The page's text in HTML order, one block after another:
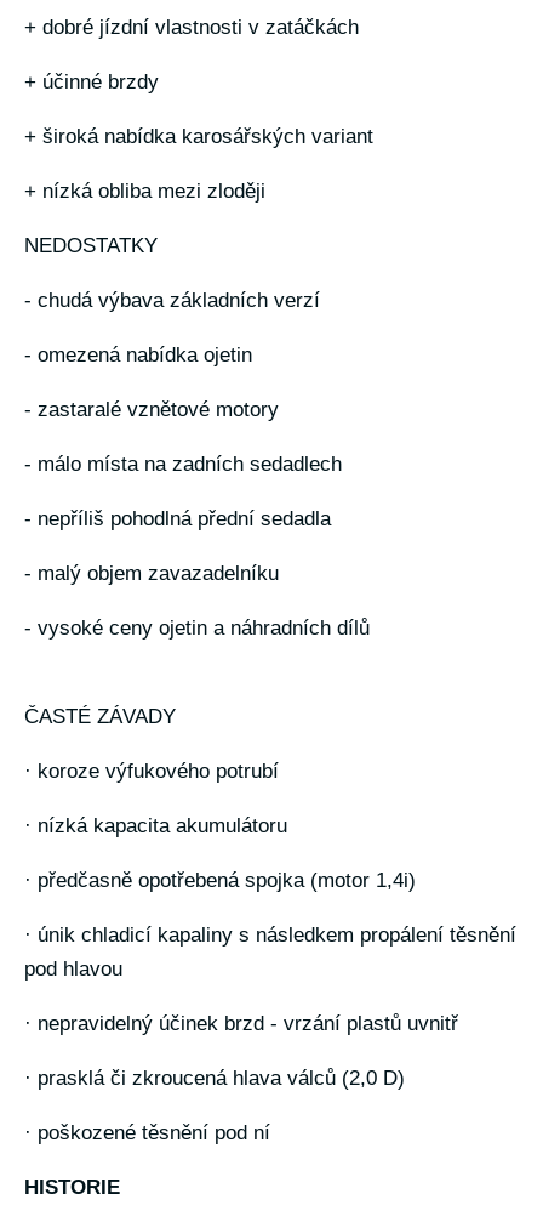
+ dobré jízdní vlastnosti v zatáčkách
+ účinné brzdy
+ široká nabídka karosářských variant
+ nízká obliba mezi zloději
NEDOSTATKY
- chudá výbava základních verzí
- omezená nabídka ojetin
- zastaralé vznětové motory
- málo místa na zadních sedadlech
- nepříliš pohodlná přední sedadla
- malý objem zavazadelníku
- vysoké ceny ojetin a náhradních dílů
ČASTÉ ZÁVADY
· koroze výfukového potrubí
· nízká kapacita akumulátoru
· předčasně opotřebená spojka (motor 1,4i)
· únik chladicí kapaliny s následkem propálení těsnění
pod hlavou
· nepravidelný účinek brzd - vrzání plastů uvnitř
· prasklá či zkroucená hlava válců (2,0 D)
· poškozené těsnění pod ní
HISTORIE